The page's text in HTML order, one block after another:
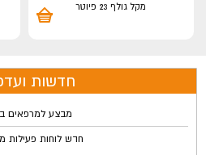
מקל גולף 23 פיוטר
חדשות
מבצע למרפאים
חדש לוחות פעילות